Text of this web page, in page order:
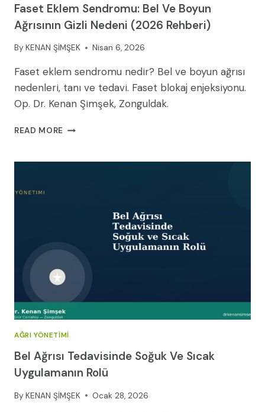
Faset Eklem Sendromu: Bel Ve Boyun
Ağrısının Gizli Nedeni (2026 Rehberi)
By KENAN ŞİMŞEK Nisan 6, 2026
Faset eklem sendromu nedir? Bel ve boyun ağrısı
nedenleri, tanı ve tedavi. Faset blokaj enjeksiyonu.
Op. Dr. Kenan Şimşek, Zonguldak.
READ MORE FASET
BEL
REHBERI)
AĞRI YÖNETIMI
Bel Ağrısı Tedavisinde Soğuk Ve Sıcak
Uygulamanın Rolü
By KENAN ŞİMŞEK Ocak 28, 2026